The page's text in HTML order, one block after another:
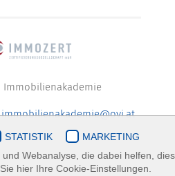
Immobilienakademie
immobilienakademie@ovi.at
STATISTIK
MARKETING
Webanalyse, die dabei helfen,
hier Ihre Cookie-Einstellungen.